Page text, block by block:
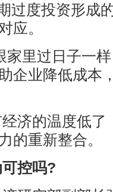
过度投资形成
应。
家里过日子一
企业降低成本
济的温度低了
的重新整合。
控吗?